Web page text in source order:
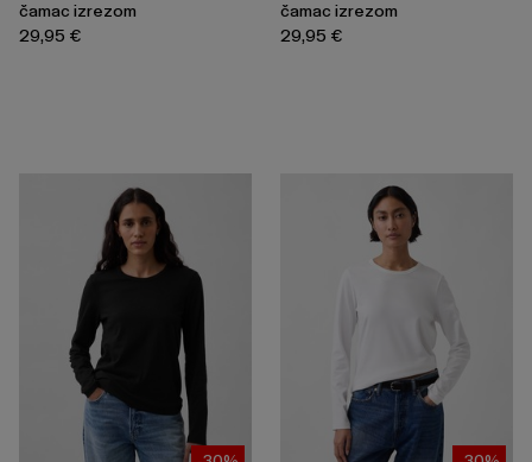
čamac izrezom
29,95 €
čamac izrezom
29,95 €